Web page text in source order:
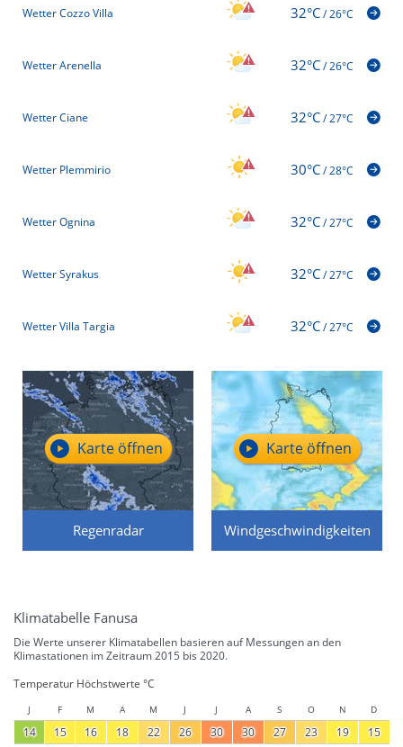
Wetter Cozzo Villa 32°C/26°C
Wetter Arenella 32°C/26°C
Wetter Ciane 32°C/27°C
Wetter Plemmirio 30°C/28°C
Wetter Ognina 32°C/27°C
Wetter Syrakus 32°C/27°C
Wetter Villa Targia 32°C/27°C
Regenradar
Karte öffnen
Windgeschwindigkeiten
Karte öffnen
Klimatabelle Fanusa
Die Werte unserer Klimatabellen basieren auf Messungen an den
Klimastationen im Zeitraum 2015 bis 2020.
Temperatur Höchstwerte °C
J F M A M J J A S O N D
14 15 16 18 22 26 30 30 27 23 19 15